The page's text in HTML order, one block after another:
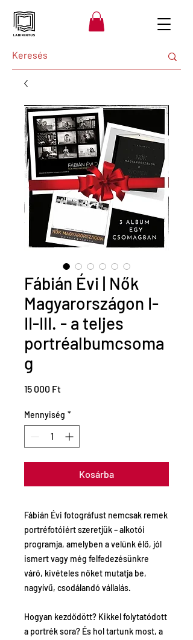
Fábián Évi | Nők
Magyarországon I-
II-III. - a teljes
portréalbumcsoma
g
15 000 FtÁr
Mennyiség *
Kosárba
Fábián Évi fotográfust nemcsak remek
portréfotóiért szeretjük – alkotói
programja, amelyben a velünk élő, jól
ismert vagy még felfedezésünkre
váró, kivételes nőket mutatja be,
nagyívű, csodálandó vállalás.
Hogyan kezdődött? Kikkel folytatódott
a portrék sora? És hol tartunk most, a